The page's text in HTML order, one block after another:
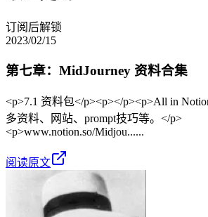
订阅后解锁
2023/02/15
第七章：MidJourney 资料合集
<p>7.1 资料包</p><p></p><p>All in
多资料、网站、prompt技巧等。</p>
<p>www.notion.so/Midjou......
阅读原文